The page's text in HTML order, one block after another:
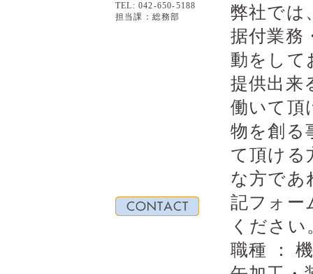
TEL: 042-650-5188
担当課：総務部
弊社では
据付業務
動をして
提供出来
働いて頂
物を創る
て頂ける
な方であ
記フォー
ください
職種 ：